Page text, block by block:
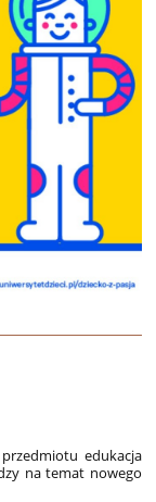
edukacja
na temat nowego